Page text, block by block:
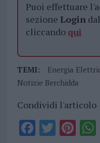
Puoi effettuare
sezione Login
cliccando qui
TEMI:
Energia
Notizie Berchidda
Condividi l'articolo
F T Pi